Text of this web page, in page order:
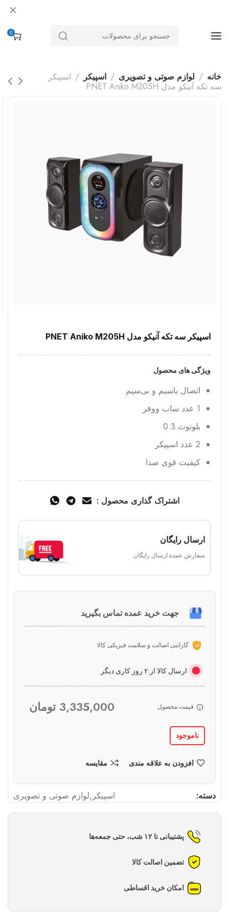
0
خانه لوازم صوتی و تصویری اسپیکر
اسپیکر
سه تکه آنیکو مدل PNET Aniko M205H
اسپیکر سه تکه آنیکو مدل PNET Aniko M205H
ویژگی های محصول
اتصال باسیم و بی‌سیم
1 عدد ساب ووفر
بلوتوث 0.3
2 عدد اسپیکر
کیفیت قوی صدا
اشتراک گذاری محصول :
ارسال رایگان
سفارش عمده ارسال رایگان
جهت خرید عمده تماس بگیرید
گارانتی اصالت و سلامت فیزیکی کالا
ارسال کالا از ۲ روز کاری دیگر
قیمت محصول 3,335,000 تومان
ناموجود
افزودن به علاقه مندی مقایسه
دسته: اسپیکر ,لوازم صوتی و تصویری
پشتیبانی تا ۱۲ شب، حتی جمعه‌ها
تضمین اصالت کالا
امکان خرید اقساطی